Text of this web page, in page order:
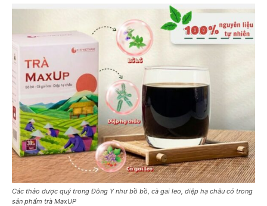
Các thảo dược quý trong Đông Y như bồ bồ, cà gai leo, diệp hạ châu có trong
sản phẩm trà MaxUP